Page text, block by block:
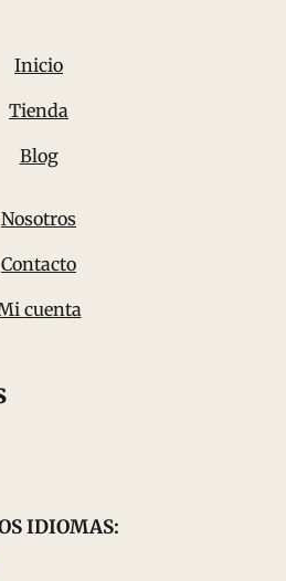
Inicio
Tienda
Blog
Nosotros
Contacto
cuenta
IDIOMAS: